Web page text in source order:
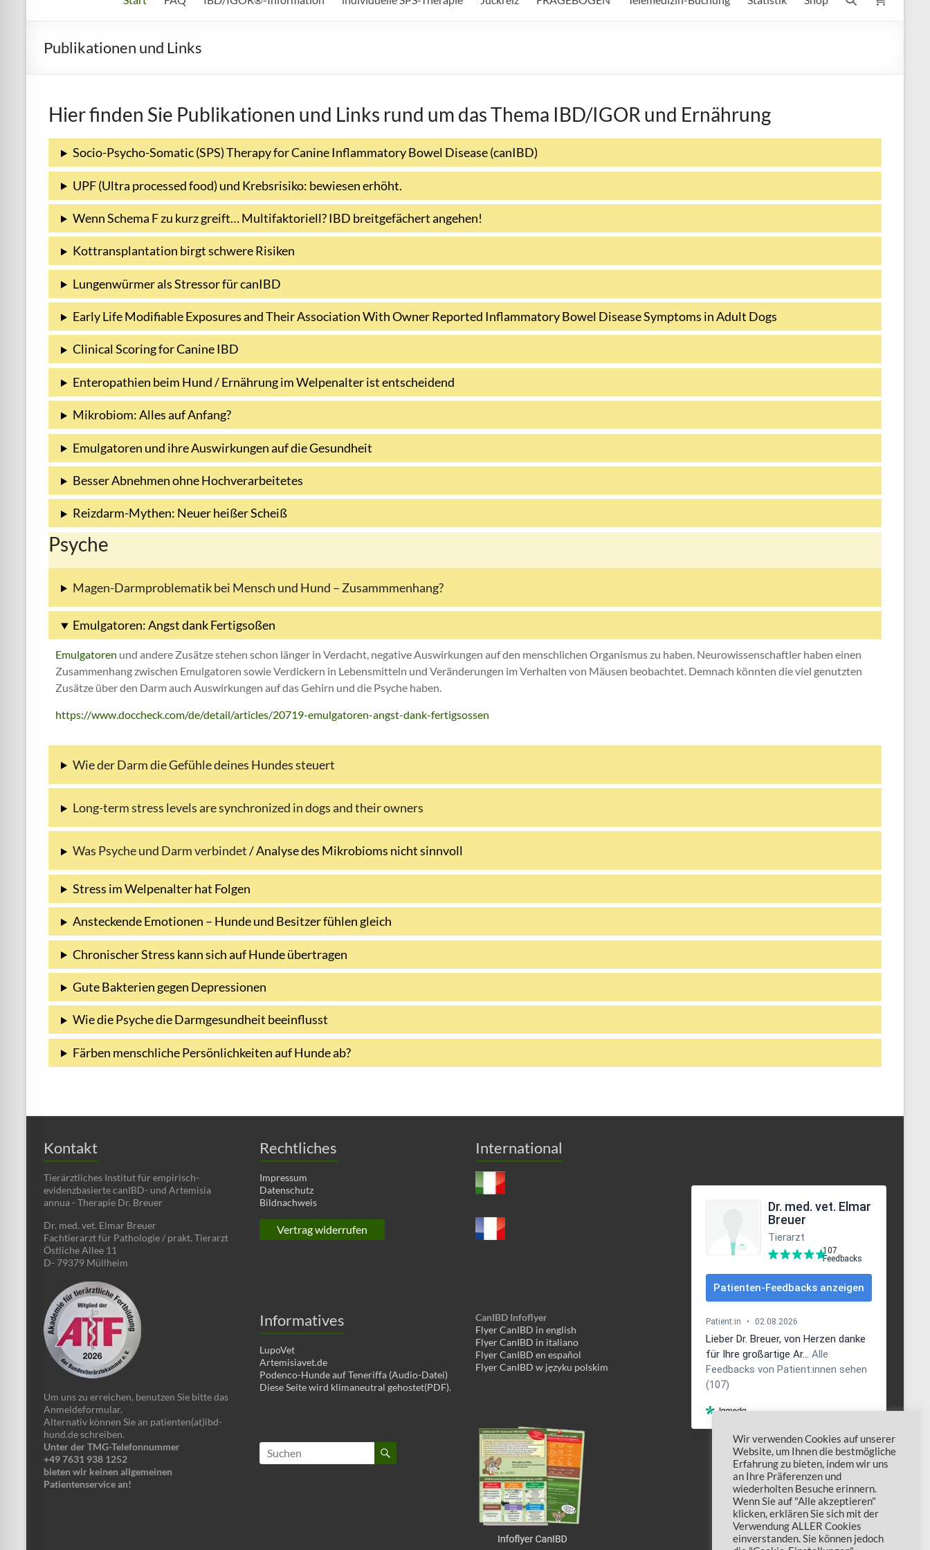
Publikationen und Links
Hier finden Sie Publikationen und Links rund um das Thema IBD/IGOR und Ernährung
Socio-Psycho-Somatic (SPS) Therapy for Canine Inflammatory Bowel Disease (canIBD)
UPF (Ultra processed food) und Krebsrisiko: bewiesen erhöht.
Wenn Schema F zu kurz greift… Multifaktoriell? IBD breitgefächert angehen!
Kottransplantation birgt schwere Risiken
Lungenwürmer als Stressor für canIBD
Early Life Modifiable Exposures and Their Association With Owner Reported Inflammatory Bowel Disease Symptoms in Adult Dogs
Clinical Scoring for Canine IBD
Enteropathien beim Hund / Ernährung im Welpenalter ist entscheidend
Mikrobiom: Alles auf Anfang?
Emulgatoren und ihre Auswirkungen auf die Gesundheit
Besser Abnehmen ohne Hochverarbeitetes
Reizdarm-Mythen: Neuer heißer Scheiß
Psyche
Magen-Darmproblematik bei Mensch und Hund – Zusammmenhang?
Emulgatoren: Angst dank Fertigsoßen
Emulgatoren und andere Zusätze stehen schon länger in Verdacht, negative Auswirkungen auf den menschlichen Organismus zu haben. Neurowissenschaftler haben einen
Zusammenhang zwischen Emulgatoren sowie Verdickern in Lebensmitteln und Veränderungen im Verhalten von Mäusen beobachtet. Demnach könnten die viel genutzten
Zusätze über den Darm auch Auswirkungen auf das Gehirn und die Psyche haben.
https://www.doccheck.com/de/detail/articles/20719-emulgatoren-angst-dank-fertigsossen
Wie der Darm die Gefühle deines Hundes steuert
Long-term stress levels are synchronized in dogs and their owners
Was Psyche und Darm verbindet/ Analyse des Mikrobioms nicht sinnvoll
Stress im Welpenalter hat Folgen
Ansteckende Emotionen – Hunde und Besitzer fühlen gleich
Chronischer Stress kann sich auf Hunde übertragen
Gute Bakterien gegen Depressionen
Wie die Psyche die Darmgesundheit beeinflusst
Färben menschliche Persönlichkeiten auf Hunde ab?
Kontakt
Tierärztliches Institut für empirisch-
evidenzbasierte canIBD- und Artemisia
annua - Therapie Dr. Breuer
Dr. med. vet. Elmar Breuer
Fachtierarzt für Pathologie / prakt. Tierarzt
Östliche Allee 11
D- 79379 Müllheim
Um uns zu erreichen, benutzen Sie bitte das
Anmeldeformular.
Alternativ können Sie an patienten(at)ibd-
hund.de schreiben.
Unter der TMG-Telefonnummer
+49 7631 938 1252
bieten wir keinen allgemeinen
Patientenservice an!
Rechtliches
Impressum
Datenschutz
Bildnachweis
Vertrag widerrufen
Informatives
LupoVet
Artemisiavet.de
Podenco-Hunde auf Teneriffa (Audio-Datei)
Diese Seite wird klimaneutral gehostet(PDF).
International
CanIBD Infoflyer
Flyer CanIBD in english
Flyer CanIBD in italiano
Flyer CanIBD en español
Flyer CanIBD w języku polskim
Wir verwenden Cookies auf unserer
Website, um Ihnen die bestmögliche
Erfahrung zu bieten, indem wir uns
an Ihre Präferenzen und
wiederholten Besuche erinnern.
Wenn Sie auf "Alle akzeptieren"
klicken, erklären Sie sich mit der
Verwendung ALLER Cookies
einverstanden. Sie können jedoch